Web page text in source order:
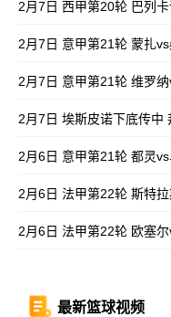
2月7日 西甲第20轮 巴列
2月7日 意甲第21轮 蒙扎
2月7日 意甲第21轮 维罗
2月7日 埃斯皮诺下底传中
2月6日 意甲第21轮 都灵
2月6日 法甲第22轮 斯特
2月6日 法甲第22轮 欧塞
最新篮球视频